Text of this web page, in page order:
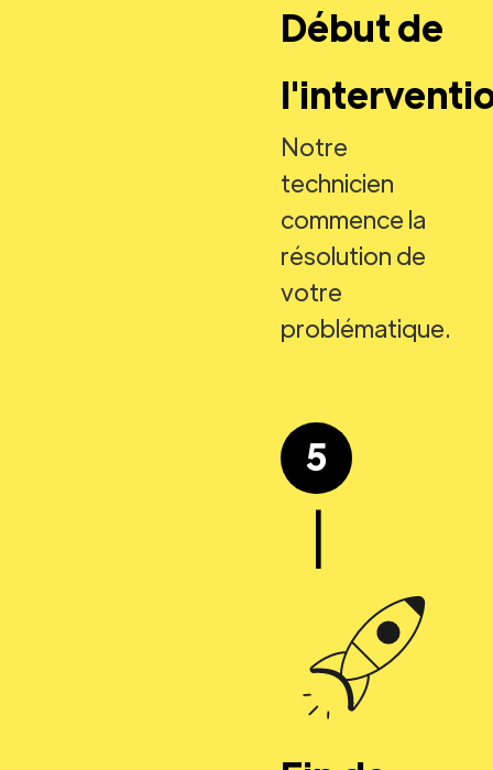
Début de
Notre
technicien
commence la
résolution de
votre
problématique.
5
|